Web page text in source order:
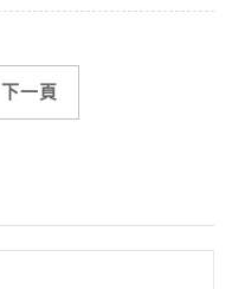
下一頁